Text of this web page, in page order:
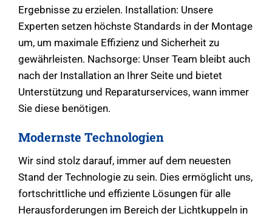
Ergebnisse zu erzielen. Installation: Unsere
Experten setzen höchste Standards in der Montage
um, um maximale Effizienz und Sicherheit zu
gewährleisten. Nachsorge: Unser Team bleibt auch
nach der Installation an Ihrer Seite und bietet
Unterstützung und Reparaturservices, wann immer
Sie diese benötigen.
Modernste Technologien
Wir sind stolz darauf, immer auf dem neuesten
Stand der Technologie zu sein. Dies ermöglicht uns,
fortschrittliche und effiziente Lösungen für alle
Herausforderungen im Bereich der Lichtkuppeln in